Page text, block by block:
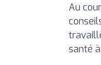
Au
santé